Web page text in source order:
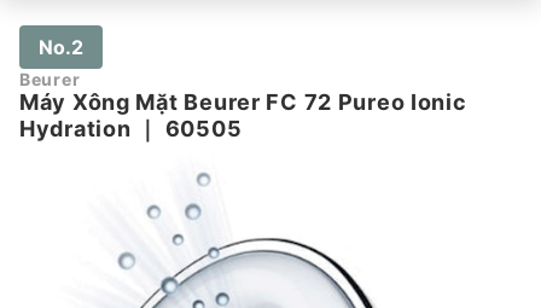
No.2
Beurer
Máy Xông Mặt Beurer FC 72 Pureo Ionic
Hydration
60505